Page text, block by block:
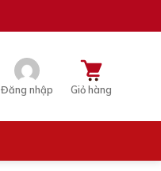
Đăng nhập Giỏ hàng